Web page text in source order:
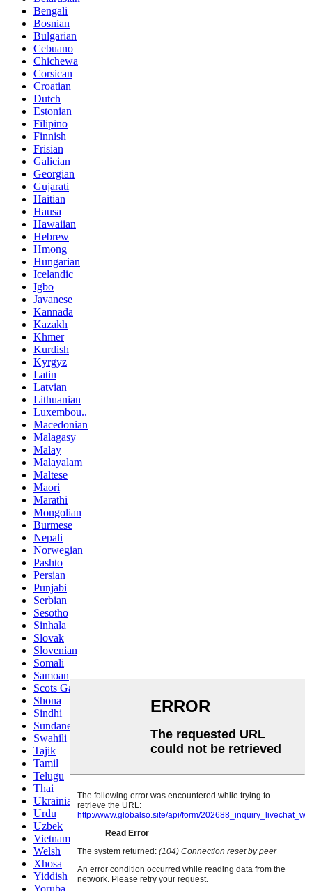
Bengali
Bosnian
Bulgarian
Cebuano
Chichewa
Corsican
Croatian
Dutch
Estonian
Filipino
Finnish
Frisian
Galician
Georgian
Gujarati
Haitian
Hausa
Hawaiian
Hebrew
Hmong
Hungarian
Icelandic
Igbo
Javanese
Kannada
Kazakh
Khmer
Kurdish
Kyrgyz
Latin
Latvian
Lithuanian
Luxembou..
Macedonian
Malagasy
Malay
Malayalam
Maltese
Maori
Marathi
Mongolian
Burmese
Nepali
Norwegian
Pashto
Persian
Punjabi
Serbian
Sesotho
Sinhala
Slovak
Slovenian
Somali
Samoan
Scots Gaelic
Shona
Sindhi
Sundanese
Swahili
Tajik
Tamil
Telugu
Thai
Ukrainian
Urdu
Uzbek
Vietnamese
Welsh
Xhosa
Yiddish